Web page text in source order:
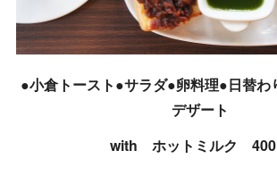
●小倉トースト●サラダ●卵料理●日替わ
デザート
with ホットミルク 400